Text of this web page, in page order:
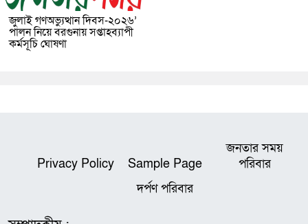
জুলাই গণঅভ্যুত্থান দিবস-২০২৬’
পালন নিয়ে বরগুনায় সপ্তাহব্যাপী
কর্মসূচি ঘোষণা
Privacy Policy Sample Page
জনতার সময়
পরিবার
দর্পণ পরিবার